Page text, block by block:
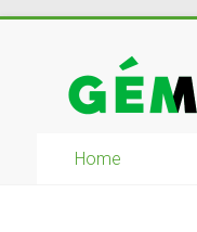
GEMAR
natuurbouw
Home